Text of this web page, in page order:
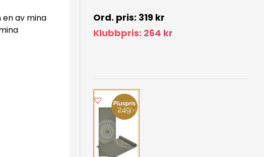
en av mina
319 kr
Klubbpris: 264 kr